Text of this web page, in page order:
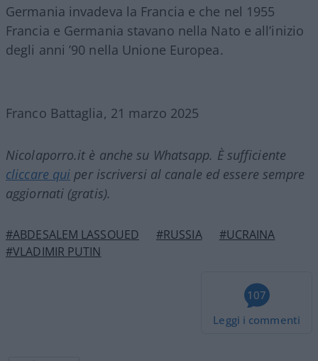
Germania invadeva la Francia e che nel 1955
Francia e Germania stavano nella Nato e all’inizio
degli anni ’90 nella Unione Europea.
Franco Battaglia, 21 marzo 2025
Nicolaporro.it è anche su Whatsapp. È sufficiente
cliccare qui per iscriversi al canale ed essere sempre
aggiornati (gratis).
#ABDESALEM LASSOUED #RUSSIA
#UCRAINA
#VLADIMIR PUTIN
107
Leggi i commenti